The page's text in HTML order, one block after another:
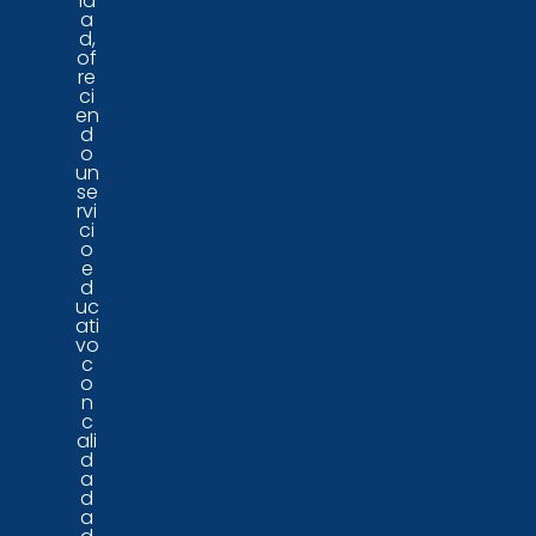
a
d,
of
re
ci
en
d
o
un
se
rvi
ci
o
e
d
uc
ati
vo
c
o
n
c
ali
d
a
d
a